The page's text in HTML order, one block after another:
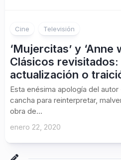
Cine Televisión
‘Mujercitas’ y ‘Anne
Clásicos revisitados:
actualización o
Esta enésima apología del
cancha para reinterpretar,
obra de...
enero 22, 2020